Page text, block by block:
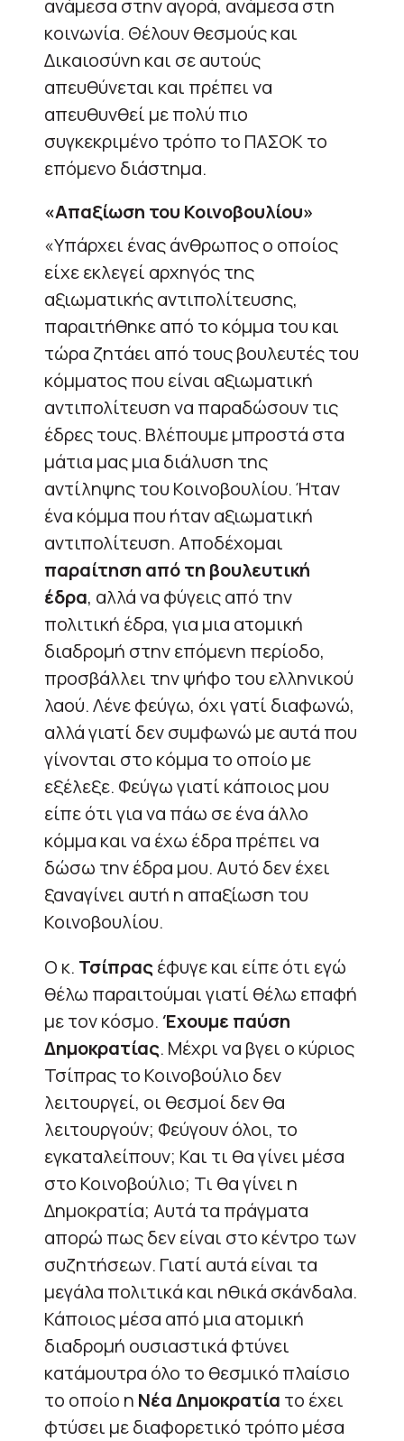
ανάμεσα στην αγορά, ανάμεσα στη
κοινωνία. Θέλουν θεσμούς και
Δικαιοσύνη και σε αυτούς
απευθύνεται και πρέπει να
απευθυνθεί με πολύ πιο
συγκεκριμένο τρόπο το ΠΑΣΟΚ το
επόμενο διάστημα.
«Απαξίωση του Κοινοβουλίου»
«Υπάρχει ένας άνθρωπος ο οποίος
είχε εκλεγεί αρχηγός της
αξιωματικής αντιπολίτευσης,
παραιτήθηκε από το κόμμα του και
τώρα ζητάει από τους βουλευτές του
κόμματος που είναι αξιωματική
αντιπολίτευση να παραδώσουν τις
έδρες τους. Βλέπουμε μπροστά στα
μάτια μας μια διάλυση της
αντίληψης του Κοινοβουλίου. Ήταν
ένα κόμμα που ήταν αξιωματική
αντιπολίτευση. Αποδέχομαι
παραίτηση από τη βουλευτική
έδρα, αλλά να φύγεις από την
πολιτική έδρα, για μια ατομική
διαδρομή στην επόμενη περίοδο,
προσβάλλει την ψήφο του ελληνικού
λαού. Λένε φεύγω, όχι γατί διαφωνώ,
αλλά γιατί δεν συμφωνώ με αυτά που
γίνονται στο κόμμα το οποίο με
εξέλεξε. Φεύγω γιατί κάποιος μου
είπε ότι για να πάω σε ένα άλλο
κόμμα και να έχω έδρα πρέπει να
δώσω την έδρα μου. Αυτό δεν έχει
ξαναγίνει αυτή η απαξίωση του
Κοινοβουλίου.
Ο κ. Τσίπραςέφυγε και είπε ότι εγώ
θέλω παραιτούμαι γιατί θέλω επαφή
με τον κόσμο.Έχουμε παύση
Δημοκρατίας. Μέχρι να βγει ο κύριος
Τσίπρας το Κοινοβούλιο δεν
λειτουργεί, οι θεσμοί δεν θα
λειτουργούν; Φεύγουν όλοι, το
εγκαταλείπουν; Και τι θα γίνει μέσα
στο Κοινοβούλιο; Τι θα γίνει η
Δημοκρατία; Αυτά τα πράγματα
απορώ πως δεν είναι στο κέντρο των
συζητήσεων. Γιατί αυτά είναι τα
μεγάλα πολιτικά και ηθικά σκάνδαλα.
Κάποιος μέσα από μια ατομική
διαδρομή ουσιαστικά φτύνει
κατάμουτρα όλο το θεσμικό πλαίσιο
το οποίο η Νέα Δημοκρατία το έχει
φτύσει με διαφορετικό τρόπο μέσα